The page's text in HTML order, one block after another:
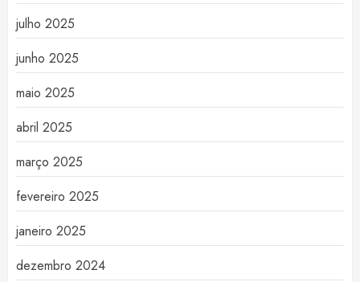
julho 2025
junho 2025
maio 2025
abril 2025
março 2025
fevereiro 2025
janeiro 2025
dezembro 2024